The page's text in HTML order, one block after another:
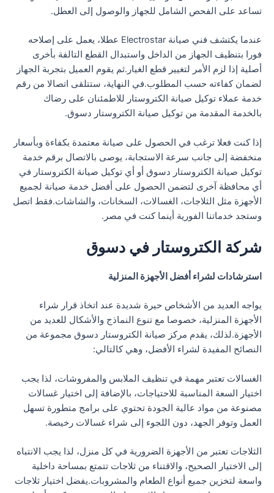
تساعد على الفحص الشامل للجهاز والوصول إلى العطل.
عندما يكتشف فني صيانة Electrostar عطلا، يعمل على إصلاحه
فورا بتنظيف الجهاز من الداخل واستبدال القطع التالفة بأخرى
أصلية إذا لزم الأمر لتغيير قطع الغيار.ثم يقوم العميل بتجربة الجهاز
لضمان كفاءته حسب المطلوب.في النهاية، ستتلقى اتصالا من رقم
خدمة عملاء توكيل صيانة الكتروستار للاطمئنان على رضاك
بالخدمة المقدمة من توكيل صيانة الكتروستار دسوق.
إذا كنت فعلا ترغب في الحصول على صيانة معتمدة بكفاءة وبأسعار
منخفضة إلى جانب سرعة الاستجابة، يوصى بالاتصال برقم خدمة
توكيل صيانة الكتروستار دسوق أو أي توكيل صيانة الكتروستار في
أي محافظة آخرى لتضمن الحصول على أفضل خدمة صيانة لجميع
الأجهزة مثل الثلاجات، الغسالات، السخانات، والشاشات.فقط اتصل
وستجد خدماتنا الفورية أينما كنت في مصر.
شركة الكتروستار في دسوق
استرشادات لشراء أفضل الأجهزة المنزلية
يواجه العديد من الأشخاص حيرة شديدة عند اتخاذ قرار شراء
الأجهزة المنزلية، خصوصا مع تنوع النماذج والأشكال للعديد من
الأجهزة.لذلك، يقدم مركز صيانة الكتروستار دسوق مجموعة من
النصائح المفيدة لشراء الأفضل، وهي كالتالي:
الغسالات تعتبر مهمة في تنظيف الملابس والمفروشات، لذا يجب
اختيار السعة المناسبة للاحتياجات، بالإضافة إلى اختيار غسالات
مصنوعة من مواد عالية الجودة تحتوي على برامج متطورة تسهل
العمل وتوفر الجهد، دون اللجوء إلى شراء غسالات رخيصة.
الثلاجات تعتبر من الأجهزة الضرورية في كل منزل، لذا يجب الانتباه
إلى الاختيار الصحيح، والاقتناء من ثلاجات تتمتع بمساحة داخلية
واسعة لتخزين جميع أنواع الطعام والمشروبات.يفضل اختيار ثلاجات